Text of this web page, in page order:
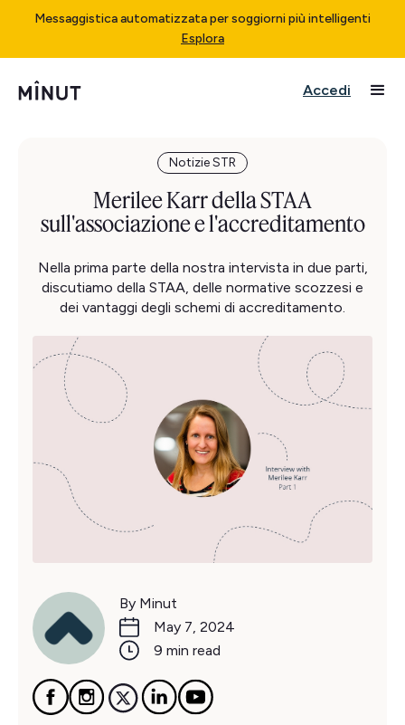
Messaggistica automatizzata per soggiorni più intelligenti
Esplora
Accedi
Notizie STR
Merilee Karr della STAA
sull'associazione e l'accreditamento
Nella prima parte della nostra intervista in due parti,
discutiamo della STAA, delle normative scozzesi e
dei vantaggi degli schemi di accreditamento.
By Minut
May 7, 2024
9 min read